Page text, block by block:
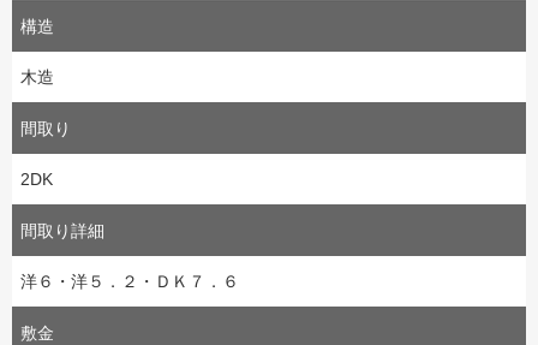
構造
木造
間取り
2DK
間取り詳細
洋６・洋５．２・ＤＫ７．６
敷金